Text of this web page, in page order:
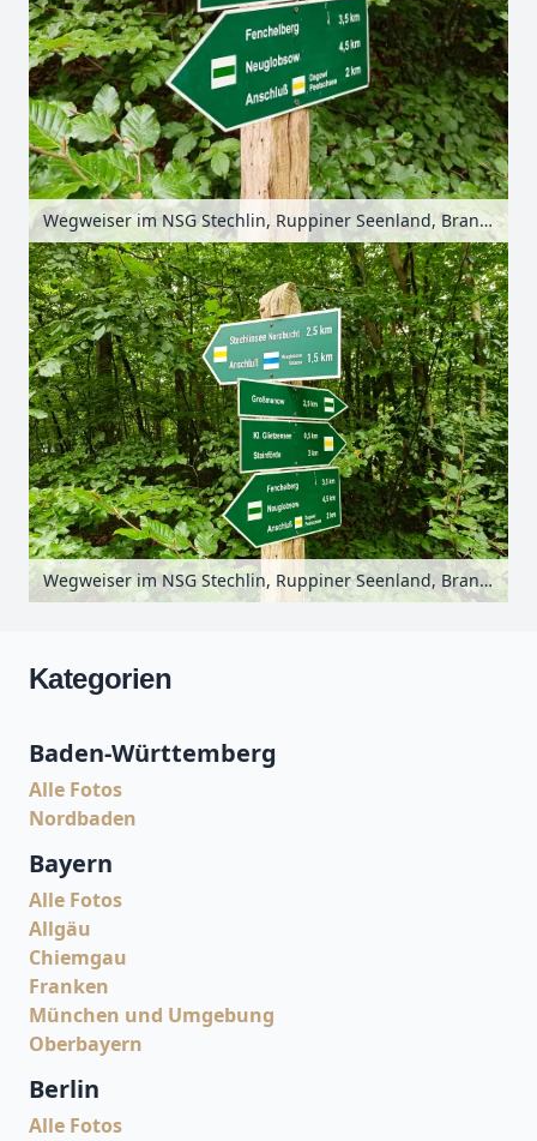
Wegweiser im NSG Stechlin, Ruppiner Seenland, Brandenburg, Deutschland
Wegweiser im NSG Stechlin, Ruppiner Seenland, Brandenburg, Deutschland
Kategorien
Baden-Württemberg
Alle Fotos
Nordbaden
Bayern
Alle Fotos
Allgäu
Chiemgau
Franken
München und Umgebung
Oberbayern
Berlin
Alle Fotos